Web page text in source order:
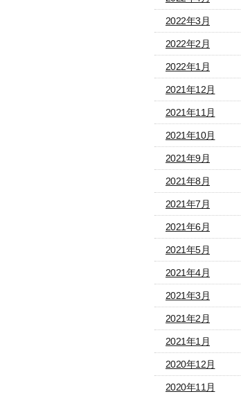
2022年3月
2022年2月
2022年1月
2021年12月
2021年11月
2021年10月
2021年9月
2021年8月
2021年7月
2021年6月
2021年5月
2021年4月
2021年3月
2021年2月
2021年1月
2020年12月
2020年11月